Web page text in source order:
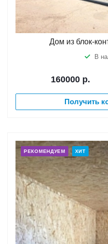
Дом из блок-
В
160000 р.
Получить
РЕКОМЕНДУЕМ ХИТ